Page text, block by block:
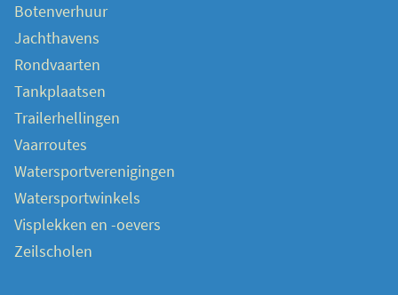
Botenverhuur
Jachthavens
Rondvaarten
Tankplaatsen
Trailerhellingen
Vaarroutes
Watersportverenigingen
Watersportwinkels
Visplekken en -oevers
Zeilscholen